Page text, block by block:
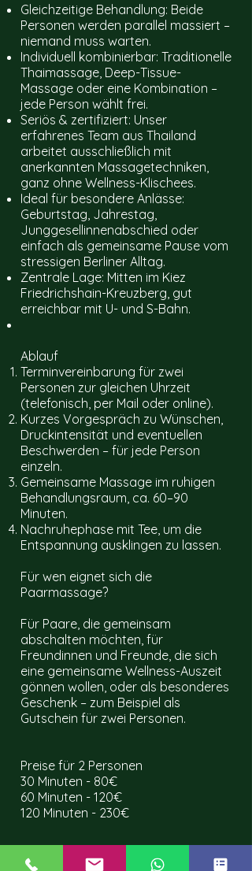
Gleichzeitige Behandlung: Beide
Personen werden parallel massiert –
niemand muss warten.
Individuell kombinierbar: Traditionelle
Thaimassage, Deep-Tissue-
Massage oder eine Kombination –
jede Person wählt frei.
Seriös & zertifiziert: Unser
erfahrenes Team aus Thailand
arbeitet ausschließlich mit
anerkannten Massagetechniken,
ganz ohne Wellness-Klischees.
Ideal für besondere Anlässe:
Geburtstag, Jahrestag,
Junggesellinnenabschied oder
einfach als gemeinsame Pause vom
stressigen Berliner Alltag.
Zentrale Lage: Mitten im Kiez
Friedrichshain-Kreuzberg, gut
erreichbar mit U- und S-Bahn.
Ablauf
Terminvereinbarung für zwei
Personen zur gleichen Uhrzeit
(telefonisch, per Mail oder online).
Kurzes Vorgespräch zu Wünschen,
Druckintensität und eventuellen
Beschwerden – für jede Person
einzeln.
Gemeinsame Massage im ruhigen
Behandlungsraum, ca. 60–90
Minuten.
Nachruhephase mit Tee, um die
Entspannung ausklingen zu lassen.
Für wen eignet sich die
Paarmassage?
Für Paare, die gemeinsam
abschalten möchten, für
Freundinnen und Freunde, die sich
eine gemeinsame Wellness-Auszeit
gönnen wollen, oder als besonderes
Geschenk – zum Beispiel als
Gutschein für zwei Personen.
Preise für 2 Personen
30 Minuten - 80€
60 Minuten - 120€
120 Minuten - 230€
FAQ-Bereich